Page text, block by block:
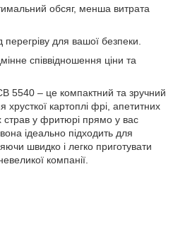
обсяг, менша витрата
перегріву для вашої безпеки.
співвідношення ціни та
5540 – це компактний та зручний
хрусткої картоплі фрі, апетитних
страв у фритюрі прямо у вас
ідеально підходить для
швидко і легко приготувати
компанії.